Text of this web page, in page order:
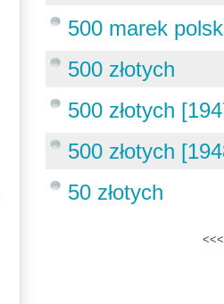
500 marek
500 złotych
500 złotych
500 złotych
50 złotych